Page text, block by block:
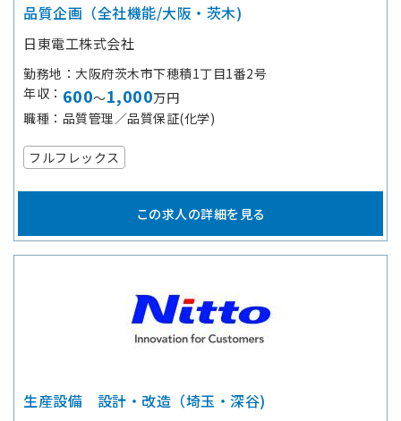
品質企画（全社機能/大阪・茨木)
日東電工株式会社
勤務地
大阪府茨木市下穂積1丁目1番2号
年収
600～1,000万円
職種
品質管理／品質保証(化学)
フルフレックス
この求人の詳細を見る
生産設備 設計・改造（埼玉・深谷)